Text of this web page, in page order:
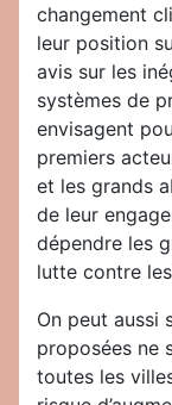
changement
leur position
avis sur les
systèmes de
envisagent
premiers
et les grands
de leur
dépendre les
lutte contre
On peut aussi
proposées ne
toutes les